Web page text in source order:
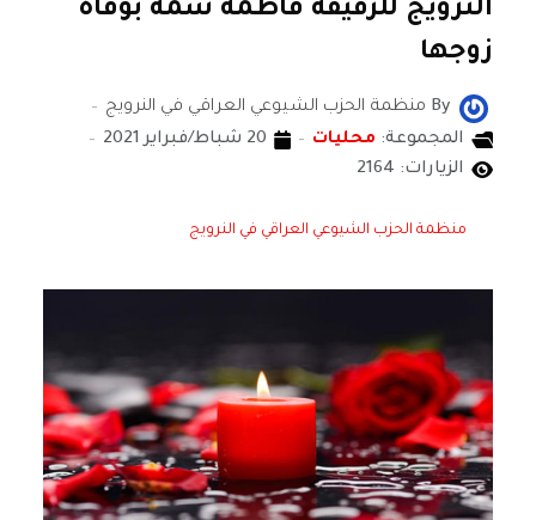
النرويج للرفيقة فاطمة شمة بوفاة
زوجها
By منظمة الحزب الشيوعي العراقي في النرويج
المجموعة: محليات
20 شباط/فبراير 2021
الزيارات: 2164
منظمة الحزب الشيوعي العراقي في النرويج